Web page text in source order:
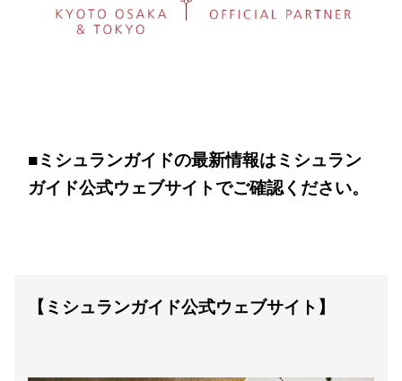
■ミシュランガイドの最新情報はミシュラン
ガイド公式ウェブサイトでご確認ください。
【ミシュランガイド公式ウェブサイト】